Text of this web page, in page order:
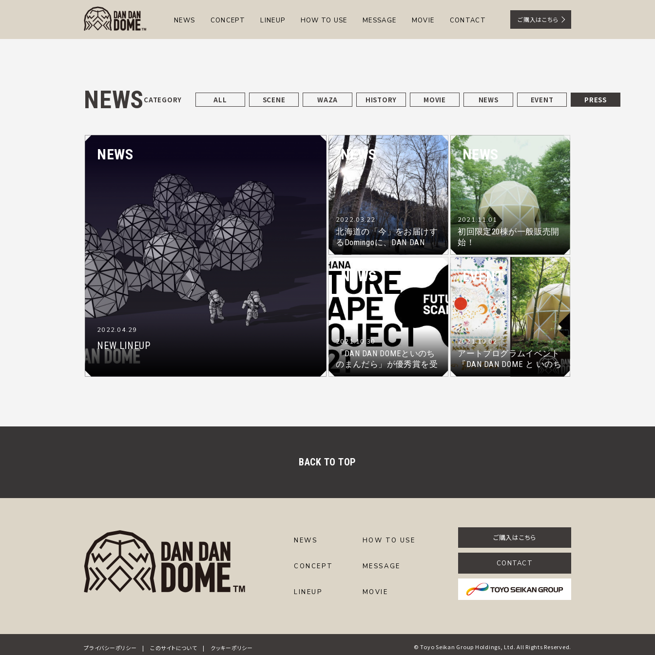
NEWS CONCEPT LINEUP HOW TO USE MESSAGE MOVIE CONTACT ご購入はこちら
NEWS ALL SCENE WAZA HISTORY MOVIE NEWS EVENT PRESS
NEWS
2022.04.29
NEW LINEUP
NEWS
2022.03.22
北海道の「今」をお届けす
るDomingoに、DAN DAN
DOMEが登場！
NEWS
2021.11.01
初回限定20棟が一般販売開
始！
NEWS
2021.10.30
「DAN DAN DOMEといのち
のまんだら」が優秀賞を受
賞！
EVENT
2021.10.02
アートプログラムイベント
『DAN DAN DOME と いのち
のまんだら』
BACK TO TOP
NEWS
CONCEPT
LINEUP
HOW TO USE
MESSAGE
MOVIE
ご購入はこちら
CONTACT
プライバシーポリシー | このサイトについて | クッキーポリシー © Toyo Seikan Group Holdings, Ltd. All Rights Reserved.